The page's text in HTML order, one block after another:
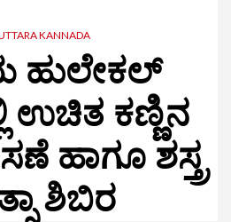
KANNADA
ಹುಲೇಕಲ್
ಉಚಿತ ಕಣ್ಣಿನ
ಹಾಗೂ ಶಸ್ತ್ರ
ಶಿಬಿರ